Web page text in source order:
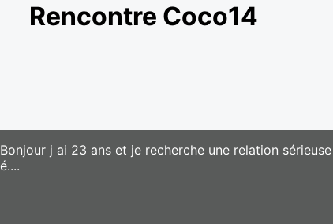
Rencontre Coco14
Bonjour j ai 23 ans et je recherche une relation
é....